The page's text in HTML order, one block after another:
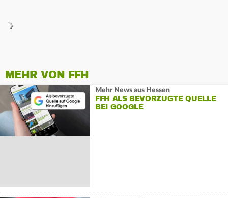
MEHR VON FFH
Mehr News aus Hessen
FFH ALS BEVORZUGTE QUELLE
BEI GOOGLE